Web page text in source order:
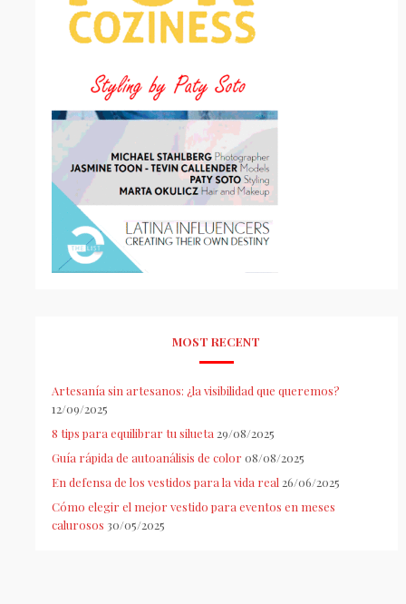
MOST RECENT
Artesanía sin artesanos: ¿la visibilidad que queremos?
12/09/2025
8 tips para equilibrar tu silueta 29/08/2025
Guía rápida de autoanálisis de color 08/08/2025
En defensa de los vestidos para la vida real 26/06/2025
Cómo elegir el mejor vestido para eventos en meses
calurosos 30/05/2025